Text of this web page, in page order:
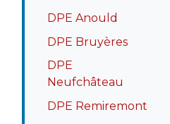
DPE Anould
DPE Bruyères
DPE
Neufchâteau
DPE Remiremont